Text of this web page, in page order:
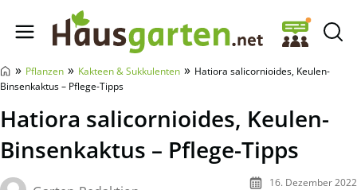
Hausgarten.net
» Pflanzen » Kakteen & Sukkulenten » Hatiora salicornioides, Keulen-
Binsenkaktus – Pflege-Tipps
Hatiora salicornioides, Keulen-
Binsenkaktus – Pflege-Tipps
16. Dezember 2022